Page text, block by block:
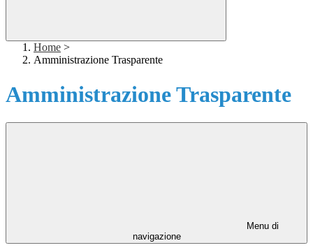
Home >
Amministrazione Trasparente
Amministrazione Trasparente
Menu di
navigazione